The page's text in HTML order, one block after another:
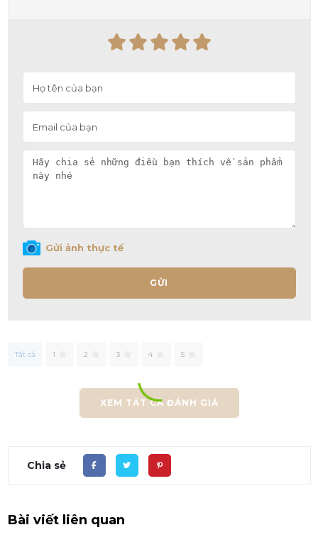
Gửi ảnh thực tế
GỬI
Tất cả 1 2 3 4 5
XEM TẤT CẢ ĐÁNH GIÁ
Chia sẻ
Bài viết liên quan